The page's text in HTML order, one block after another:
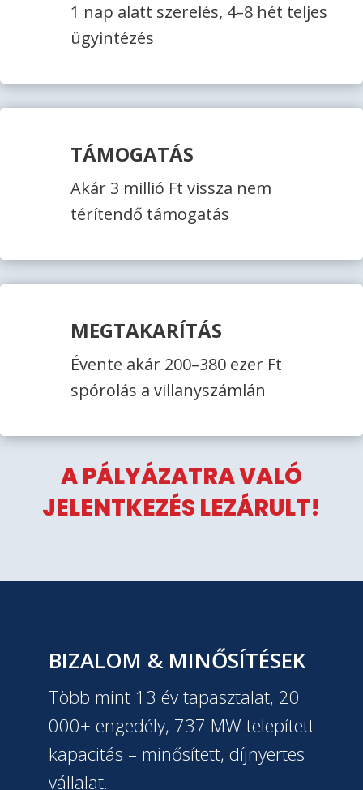
1 nap alatt szerelés, 4–8 hét teljes
ügyintézés
TÁMOGATÁS
Akár 3 millió Ft vissza nem
térítendő támogatás
MEGTAKARÍTÁS
Évente akár 200–380 ezer Ft
spórolás a villanyszámlán
A PÁLYÁZATRA VALÓ
JELENTKEZÉS LEZÁRULT!
BIZALOM & MINŐSÍTÉSEK
Több mint 13 év tapasztalat, 20
000+ engedély, 737 MW telepített
kapacitás – minősített, díjnyertes
vállalat.